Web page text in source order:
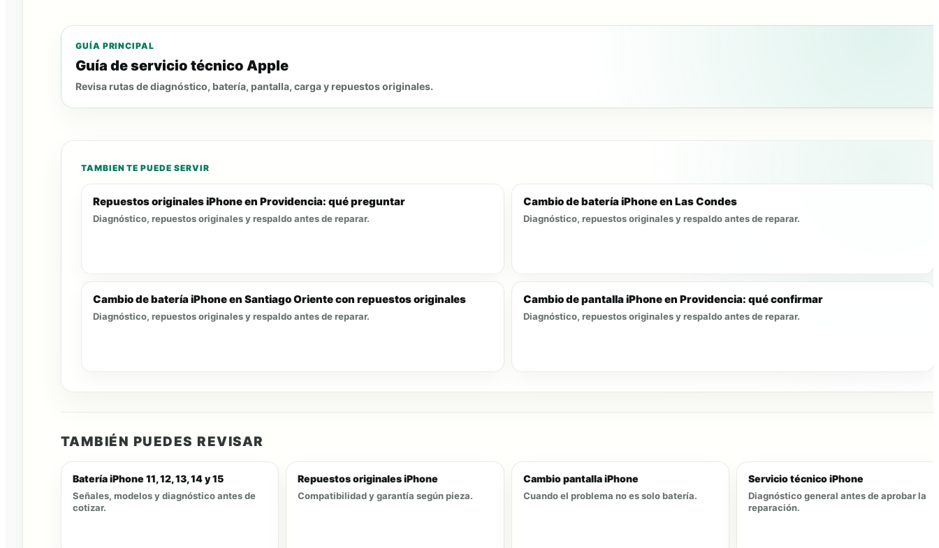
GUÍA PRINCIPAL
Guía de servicio técnico Apple
Revisa rutas de diagnóstico, batería, pantalla, carga y repuestos originales.
TAMBIEN TE PUEDE SERVIR
Repuestos originales iPhone en Providencia: qué preguntar
Diagnóstico, repuestos originales y respaldo antes de reparar.
Cambio de batería iPhone en Las Condes
Diagnóstico, repuestos originales y respaldo antes de reparar.
Cambio de batería iPhone en Santiago Oriente con repuestos originales
Diagnóstico, repuestos originales y respaldo antes de reparar.
Cambio de pantalla iPhone en Providencia: qué confirmar
Diagnóstico, repuestos originales y respaldo antes de reparar.
TAMBIÉN PUEDES REVISAR
Batería iPhone 11, 12, 13, 14 y 15
Señales, modelos y diagnóstico antes de
cotizar.
Repuestos originales iPhone
Compatibilidad y garantía según pieza.
Cambio pantalla iPhone
Cuando el problema no es solo batería.
Servicio técnico iPhone
Diagnóstico general antes de aprobar la
reparación.